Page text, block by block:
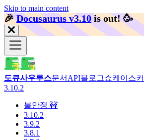
Skip to main content
🎉️Docusaurus v3.10 is out! 🥳️
도큐사우루스문서 API블로그쇼케이스
3.10.2
불안정 🚧
3.10.2
3.9.2
3.8.1